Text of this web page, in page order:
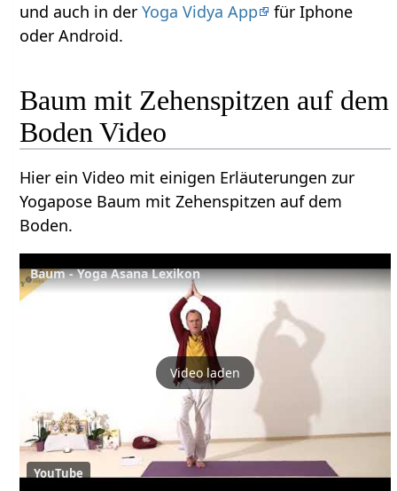
und auch in derYoga Vidya App
für Iphone
oder Android.
Baum mit Zehenspitzen auf dem
Boden Video
Hier ein Video mit einigen Erläuterungen zur
Yogapose Baum mit Zehenspitzen auf dem
Boden.
Baum - Yoga Asana Lexikon
Video laden
YouTube